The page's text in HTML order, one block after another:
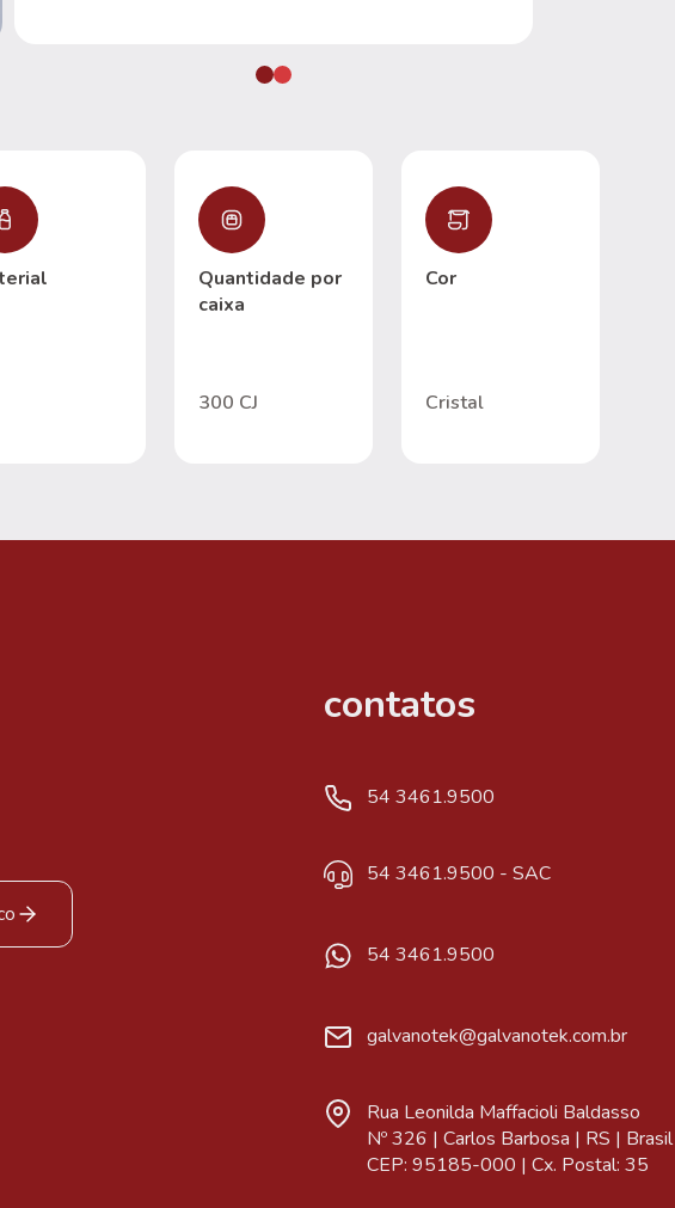
Quantidade por
caixa
300 CJ
Cor
Cristal
contatos
54 3461.9500
54 3461.9500 - SAC
54 3461.9500
galvanotek@galvanotek.com.br
Rua Leonilda Maffacioli Baldasso
Nº 326 | Carlos Barbosa | RS | Brasil
CEP: 95185-000 | Cx. Postal: 35